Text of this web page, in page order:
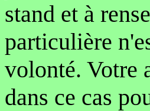
stand et à
particulière
volonté. Votre
dans ce cas